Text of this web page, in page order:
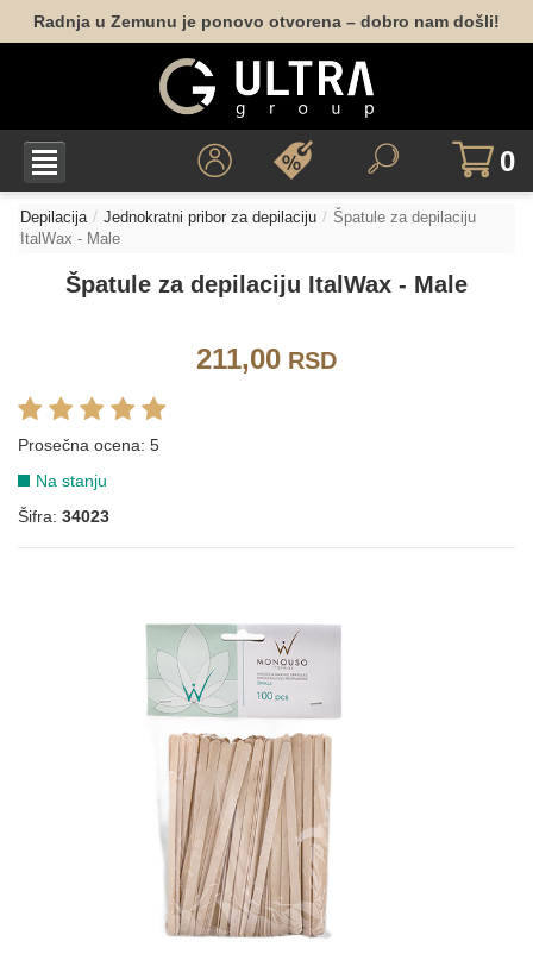
Radnja u Zemunu je ponovo otvorena – dobro nam došli!
0
Depilacija Jednokratni pribor za depilaciju
Špatule za depilaciju
ItalWax - Male
Špatule za depilaciju ItalWax - Male
211,00 RSD
Prosečna ocena: 5
Na stanju
Šifra: 34023